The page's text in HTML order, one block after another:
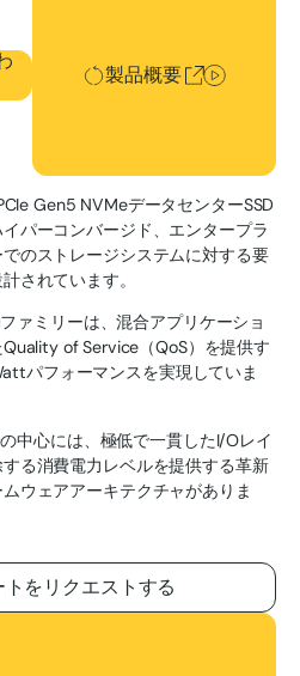
製品概要
Gen5 NVMeデータセンターSSD
パーコンバージド、エンタープラ
のストレージシステムに対する要
されています。
ァミリーは、混合アプリケーショ
of Service（QoS）を提供す
パフォーマンスを実現していま
中心には、極低で一貫したI/Oレイ
る消費電力レベルを提供する革新
ウェアアーキテクチャがありま
をリクエストする